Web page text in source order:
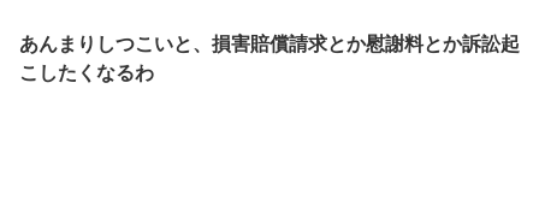
あんまりしつこいと、損害賠償請求とか慰謝料とか訴訟起
こしたくなるわ